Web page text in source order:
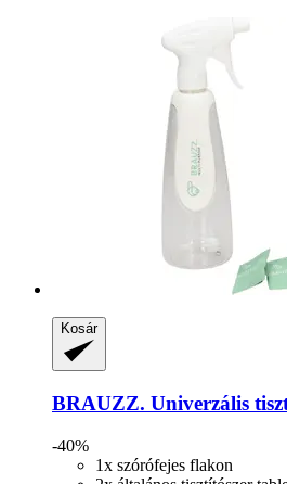
Kosár
BRAUZZ. Univerzális
-40%
1x szórófejes flakon